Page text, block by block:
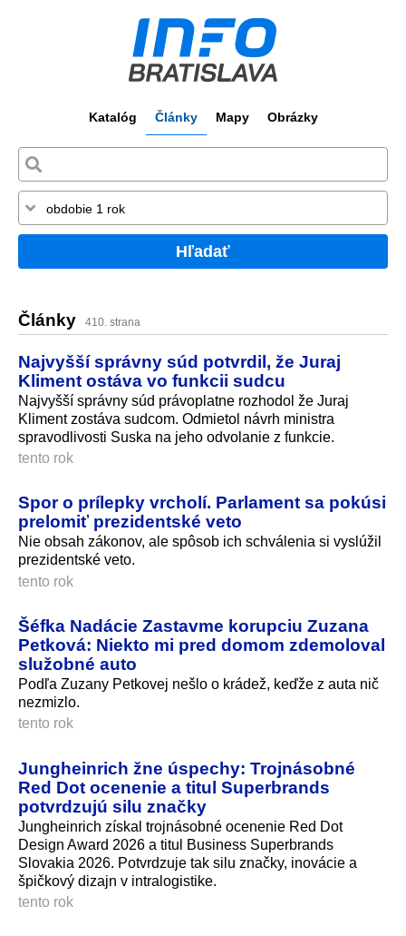
Katalóg Články Mapy Obrázky
Hľadať
Články 410. strana
Najvyšší správny súd potvrdil, že Juraj
Kliment ostáva vo funkcii sudcu
Najvyšší správny súd právoplatne rozhodol že Juraj
Kliment zostáva sudcom. Odmietol návrh ministra
spravodlivosti Suska na jeho odvolanie z funkcie.
tento rok
Spor o prílepky vrcholí. Parlament sa pokúsi
prelomiť prezidentské veto
Nie obsah zákonov, ale spôsob ich schválenia si vyslúžil
prezidentské veto.
tento rok
Šéfka Nadácie Zastavme korupciu Zuzana
Petková: Niekto mi pred domom zdemoloval
služobné auto
Podľa Zuzany Petkovej nešlo o krádež, keďže z auta nič
nezmizlo.
tento rok
Jungheinrich žne úspechy: Trojnásobné
Red Dot ocenenie a titul Superbrands
potvrdzujú silu značky
Jungheinrich získal trojnásobné ocenenie Red Dot
Design Award 2026 a titul Business Superbrands
Slovakia 2026. Potvrdzuje tak silu značky, inovácie a
špičkový dizajn v intralogistike.
tento rok